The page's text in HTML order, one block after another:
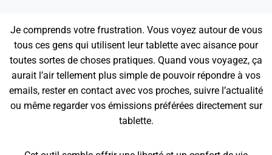
Je comprends votre frustration. Vous voyez autour de vous
tous ces gens qui utilisent leur tablette avec aisance pour
toutes sortes de choses pratiques. Quand vous voyagez, ça
aurait l’air tellement plus simple de pouvoir répondre à vos
emails, rester en contact avec vos proches, suivre l’actualité
ou même regarder vos émissions préférées directement sur
tablette.